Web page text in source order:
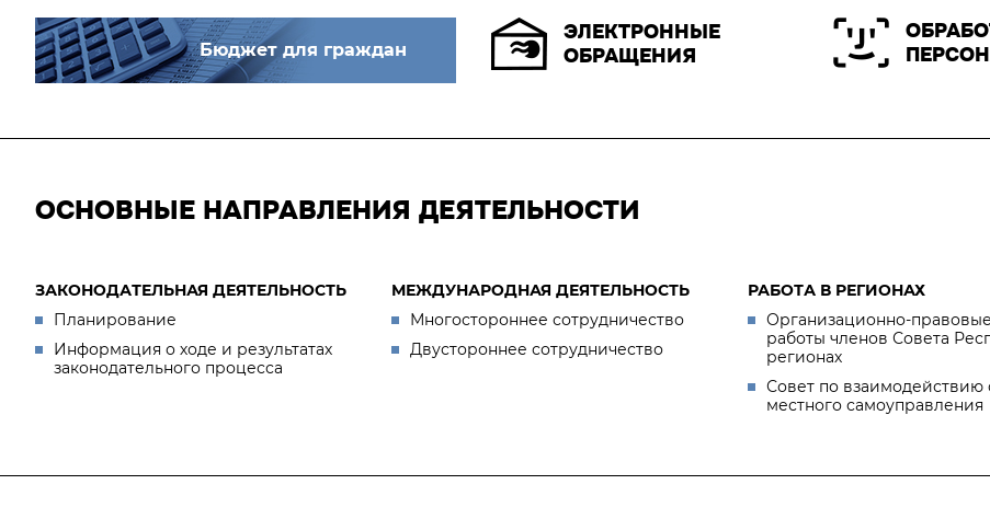
Бюджет для граждан
ЭЛЕКТРОННЫЕ
ОБРАЩЕНИЯ
ОСНОВНЫЕ НАПРАВЛЕНИЯ ДЕЯТЕЛЬНОСТИ
ЗАКОНОДАТЕЛЬНАЯ ДЕЯТЕЛЬНОСТЬ
Планирование
Информация о ходе и результатах
законодательного процесса
МЕЖДУНАРОДНАЯ ДЕЯТЕЛЬНОСТЬ
Многостороннее сотрудничество
Двустороннее сотрудничество
РАБОТА В РЕГИОНАХ
Организационно-
работы членов Совета
регионах
Совет по взаимодействию
местного самоуправления